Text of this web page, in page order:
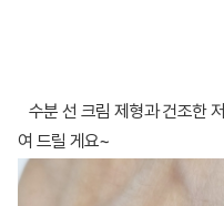
수분 선 크림 제형과 건조한
여 드릴 게요~